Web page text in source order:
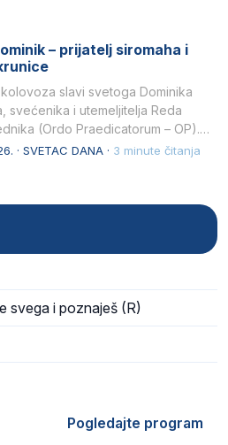
– prijatelj siromaha i
slavi svetoga Dominika
svećenika i utemeljitelja Reda
(Ordo Praedicatorum – OP).
dubokom ljubavlju prema
· SVETAC DANA · 3 minute čitanja
svega i poznaješ (R)
Pogledajte program